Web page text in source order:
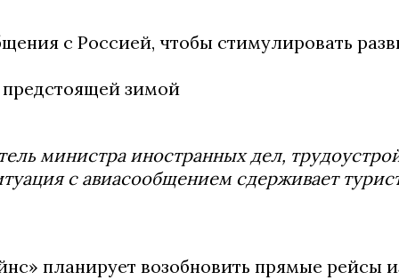
с Россией, чтобы стимулировать
министра иностранных дел,
с авиасообщением сдерживает
планирует возобновить прямые рейсы